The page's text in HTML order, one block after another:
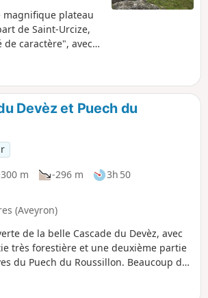
magnifique plateau
de Saint-Urcize,
caractère", avec
Vous
doute cette
cheminerez en
puis vous
sentiers de la forêt
finirez par
dévoilera ses
randonnée par
Devèz et Puech du
m -296 m
3h 50
(Aveyron)
de la belle Cascade du Devèz, avec
très forestière et une deuxième partie
du Puech du Roussillon. Beaucoup de
Visorando conseillé.